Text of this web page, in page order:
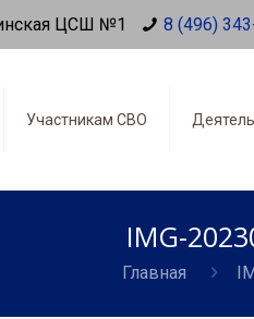
ЦСШ №1 8 (496)
Участникам СВО
IMG-
Главная